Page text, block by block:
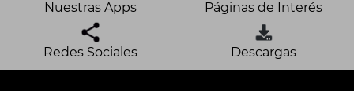
Nuestras Apps Páginas de Interés
Redes Sociales Descargas